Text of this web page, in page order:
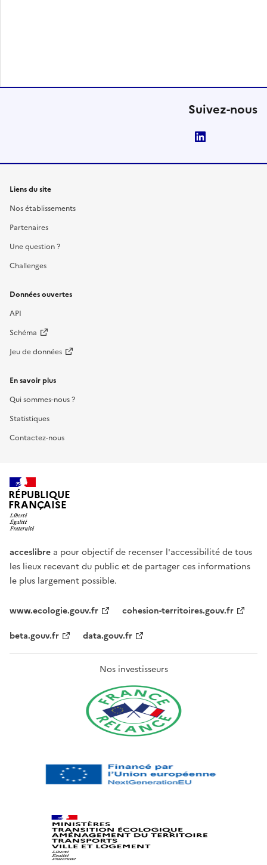
Suivez-nous
Liens du site
Nos établissements
Partenaires
Une question ?
Challenges
Données ouvertes
API
Schéma
Jeu de données
En savoir plus
Qui sommes-nous ?
Statistiques
Contactez-nous
RÉPUBLIQUE
FRANÇAISE
acceslibre a pour objectif de recenser l'accessibilité de tous
les lieux recevant du public et de partager ces informations
le plus largement possible.
www.ecologie.gouv.fr
cohesion-territoires.gouv.fr
beta.gouv.fr
data.gouv.fr
Nos investisseurs